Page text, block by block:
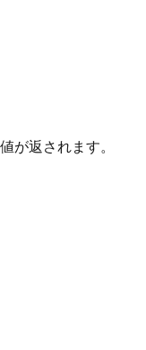
が返されます。